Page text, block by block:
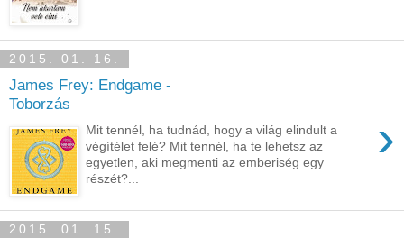
2015. 01. 16.
James Frey: Endgame -
Toborzás
›
Mit tennél, ha tudnád, hogy a világ elindult a
végítélet felé? Mit tennél, ha te lehetsz az
egyetlen, aki megmenti az emberiség egy
részét?...
2015. 01. 15.